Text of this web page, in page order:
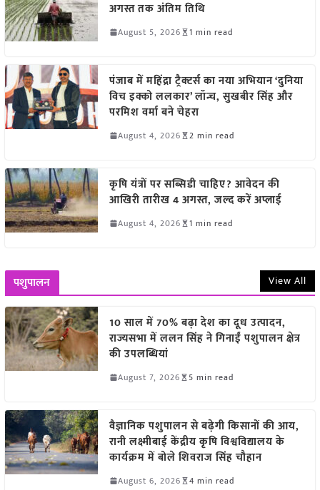
अगस्त तक अंतिम तिथि
August 5, 2026 1 min read
पंजाब में महिंद्रा ट्रैक्टर्स का नया अभियान ‘दुनिया
विच इक्को ललकार’ लॉन्च, सुखबीर सिंह और
परमिश वर्मा बने चेहरा
August 4, 2026 2 min read
कृषि यंत्रों पर सब्सिडी चाहिए? आवेदन की
आखिरी तारीख 4 अगस्त, जल्द करें अप्लाई
August 4, 2026 1 min read
पशुपालन View All
10 साल में 70% बढ़ा देश का दूध उत्पादन,
राज्यसभा में ललन सिंह ने गिनाईं पशुपालन क्षेत्र
की उपलब्धियां
August 7, 2026 5 min read
वैज्ञानिक पशुपालन से बढ़ेगी किसानों की आय,
रानी लक्ष्मीबाई केंद्रीय कृषि विश्वविद्यालय के
कार्यक्रम में बोले शिवराज सिंह चौहान
August 6, 2026 4 min read